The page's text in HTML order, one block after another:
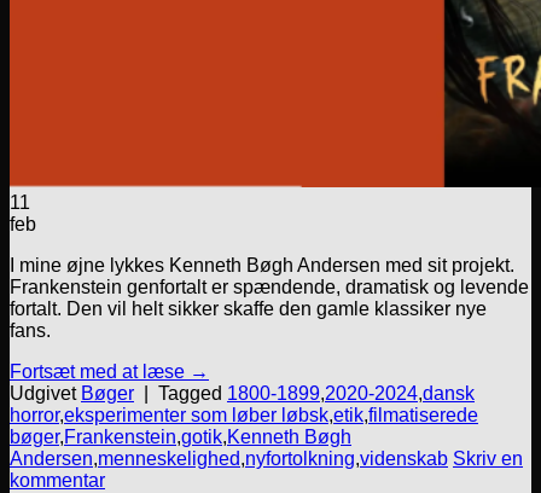
11
feb
I mine øjne lykkes Kenneth Bøgh Andersen med sit projekt.
Frankenstein genfortalt er spændende, dramatisk og levende
fortalt. Den vil helt sikker skaffe den gamle klassiker nye
fans.
Fortsæt med at læse →
Udgivet Bøger Tagged 1800-1899,2020-2024,dansk
horror,eksperimenter som løber løbsk,etik,filmatiserede
bøger,Frankenstein,gotik,Kenneth Bøgh
Andersen,menneskelighed,nyfortolkning,videnskab Skriv en
kommentar